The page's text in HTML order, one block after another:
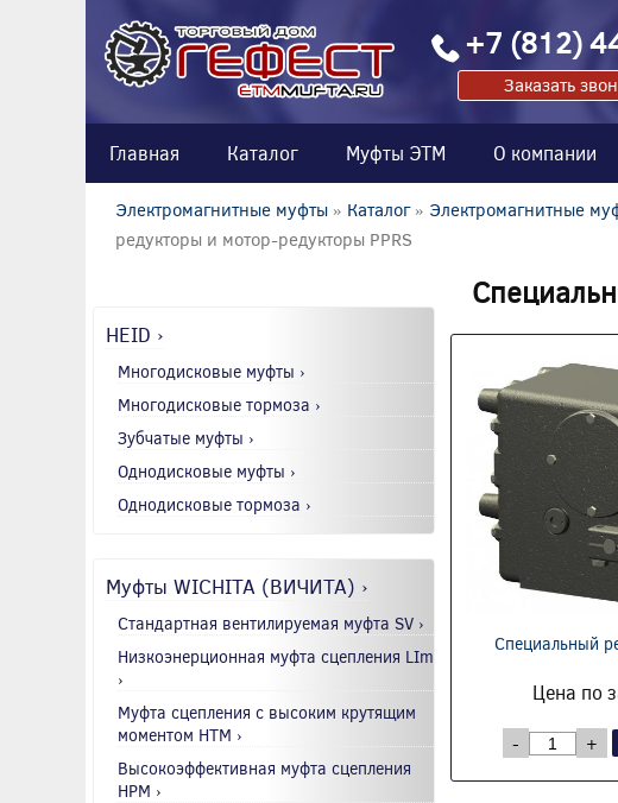
+7 (812)
Заказать
Главная Каталог Муфты ЭТМ О компании
Электромагнитные муфты » Каталог» Электромагнитные
редукторы и мотор-редукторы PPRS
HEID ›
Многодисковые муфты ›
Многодисковые тормоза ›
Зубчатые муфты ›
Однодисковые муфты ›
Однодисковые тормоза ›
Муфты WICHITA (ВИЧИТА) ›
Стандартная вентилируемая муфта SV ›
Низкоэнерционная муфта сцепления LIm
›
Муфта сцепления с высоким крутящим
моментом HTM ›
Высокоэффективная муфта сцепления
HPM ›
Специальный
Цена по
- +